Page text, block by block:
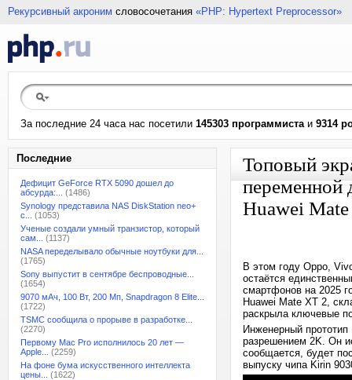
Рекурсивный акроним словосочетания «PHP: Hypertext Preprocessor»
За последние 24 часа нас посетили 145303 программистаи 9314
Последние
Дефицит GeForce RTX 5090 дошел до
абсурда:...
(1486)
Synology представила NAS DiskStation neo+
с...
(1053)
Ученые создали умный транзистор, который
сам...
(1137)
NASA переделывало обычные ноутбуки для...
(1765)
Sony выпустит в сентябре беспроводные...
(1654)
9070 мАч, 100 Вт, 200 Мп, Snapdragon 8 Elite...
(1722)
TSMC сообщила о прорыве в разработке...
(2270)
Первому Mac Pro исполнилось 20 лет —
Apple...
(2259)
На фоне бума искусственного интеллекта
цены...
(1622)
Топовый
переменной
Huawei
В этом году Oppo,
остаётся
смартфонов на 2025
Huawei Mate XT 2,
раскрыла ключевые
Инженерный
разрешением 2K. Он
сообщается, будет
выпуску чипа Kirin